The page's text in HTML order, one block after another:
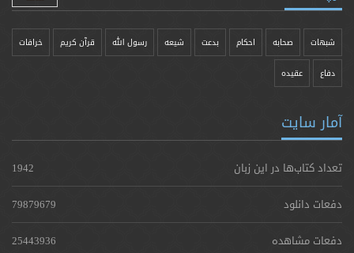
شبهات صحابه احکام بدعت شیعه رسول الله قرآن کریم خرافات
دفاع عقیده
آمار سایت
تعداد کتاب‌ها در این زبان
1942
دفعات دانلود
79879679
دفعات مشاهده
25443936